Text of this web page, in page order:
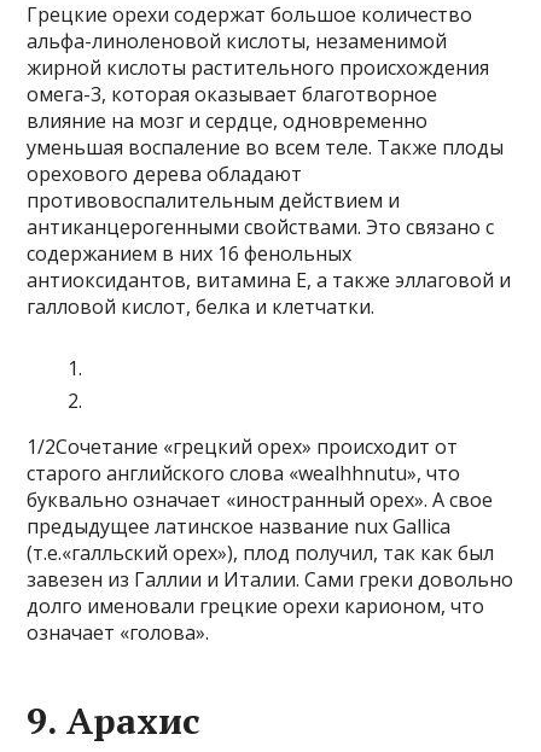
Грецкие орехи содержат большое количество
альфа-линоленовой кислоты, незаменимой
жирной кислоты растительного происхождения
омега-3, которая оказывает благотворное
влияние на мозг и сердце, одновременно
уменьшая воспаление во всем теле. Также плоды
орехового дерева обладают
противовоспалительным действием и
антиканцерогенными свойствами. Это связано с
содержанием в них 16 фенольных
антиоксидантов, витамина Е, а также эллаговой и
галловой кислот, белка и клетчатки.
1/2Сочетание «грецкий орех» происходит от
старого английского слова «wealhhnutu», что
буквально означает «иностранный орех». А свое
предыдущее латинское название nux Gallica
(т.е.«галльский орех»), плод получил, так как был
завезен из Галлии и Италии. Сами греки довольно
долго именовали грецкие орехи карионом, что
означает «голова».
9. Арахис